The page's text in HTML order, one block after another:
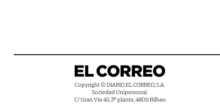
Copyright © DIARIO EL CORREO, S.A.
Sociedad Unipersonal.
C/ Gran Vía 45, 3ª planta, 48011 Bilbao